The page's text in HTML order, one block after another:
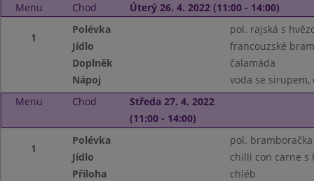
Menu
Chod Úterý 26. 4. 2022 (11:00 - 14:00)
1
Polévka
pol. rajská s
Jídlo
francouzské
Doplněk
čalamáda
Nápoj
voda se sirupem,
Menu
Chod
Středa 27. 4. 2022
(11:00 - 14:00)
1
Polévka
pol. bramboračka
Jídlo
chilli con carne s
Příloha
chléb